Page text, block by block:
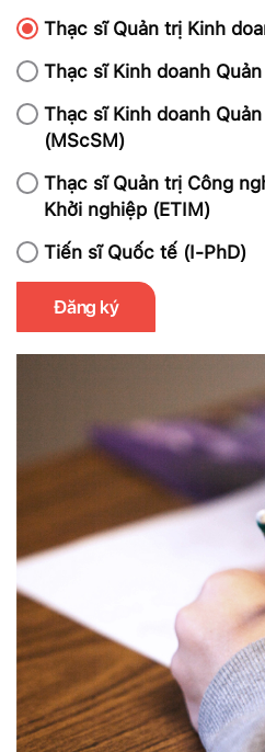
Thạc sĩ Quản trị Kinh
Thạc sĩ Kinh doanh
Thạc sĩ Kinh doanh
(MScSM)
Thạc sĩ Quản trị Công
Khởi nghiệp (ETIM)
Tiến sĩ Quốc tế (I-PhD)